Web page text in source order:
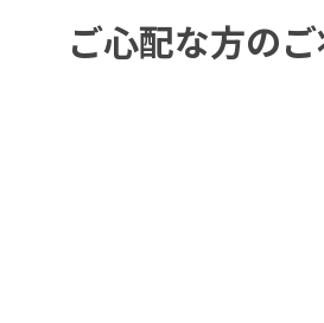
ご心配な方の